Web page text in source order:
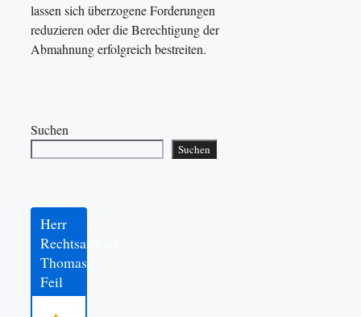
lassen sich überzogene Forderungen
reduzieren oder die Berechtigung der
Abmahnung erfolgreich bestreiten.
Suchen
Suchen
Herr
Rechtsanwalt
Thomas
Feil